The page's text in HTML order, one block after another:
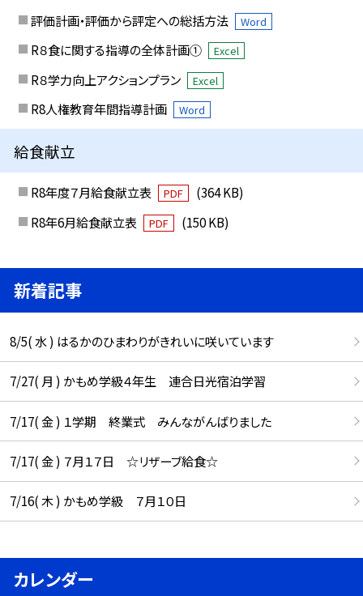
評価計画・評価から評定への総括方法 Word
R８食に関する指導の全体計画① Excel
R８学力向上アクションプラン Excel
R8人権教育年間指導計画 Word
給食献立
R8年度７月給食献立表 PDF
(364 KB)
R8年6月給食献立表
PDF (150 KB)
新着記事
8/5( 水 ) はるかのひまわりがきれいに咲いています
7/27( 月 ) かもめ学級４年生 連合日光宿泊学習
7/17( 金 ) １学期 終業式 みんながんばりました
7/17( 金 ) ７月１７日 ☆リザーブ給食☆
7/16( 木 ) かもめ学級 ７月１０日
カレンダー